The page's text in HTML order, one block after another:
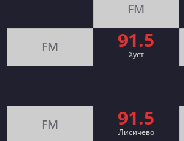
FM
FM 91.5
Хуст
FM 91.5
Лисичево